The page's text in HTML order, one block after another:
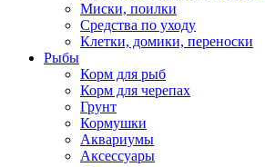
Миски, поилки
Средства по уходу
Клетки, домики, переноски
Рыбы
Корм для рыб
Корм для черепах
Грунт
Кормушки
Аквариумы
Аксессуары